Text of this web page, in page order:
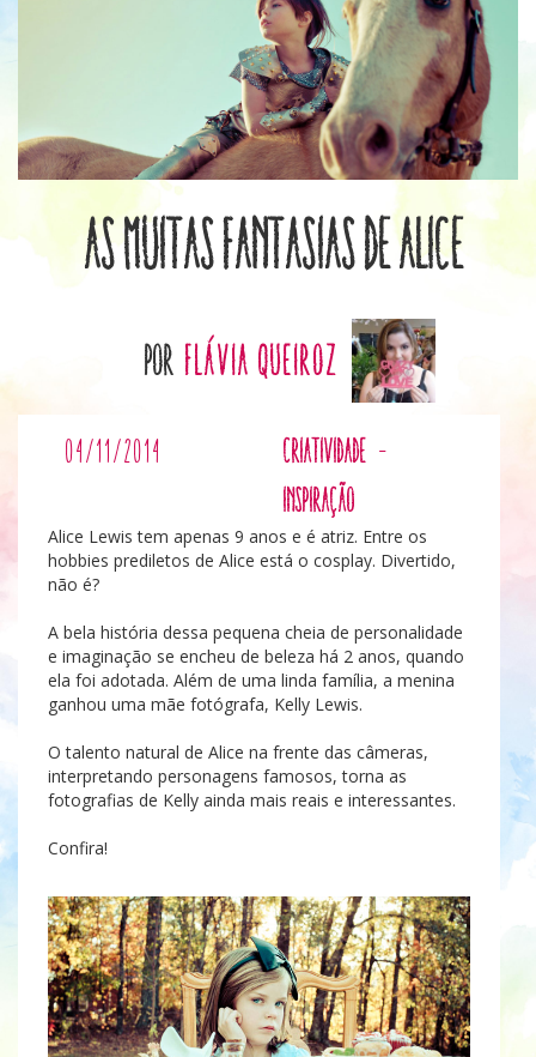
As muitas fantasias de Alice
por Flávia Queiroz
04/11/2014 Criatividade -
Inspiração
Alice Lewis tem apenas 9 anos e é atriz. Entre os
hobbies prediletos de Alice está o cosplay. Divertido,
não é?
A bela história dessa pequena cheia de personalidade
e imaginação se encheu de beleza há 2 anos, quando
ela foi adotada. Além de uma linda família, a menina
ganhou uma mãe fotógrafa, Kelly Lewis.
O talento natural de Alice na frente das câmeras,
interpretando personagens famosos, torna as
fotografias de Kelly ainda mais reais e interessantes.
Confira!